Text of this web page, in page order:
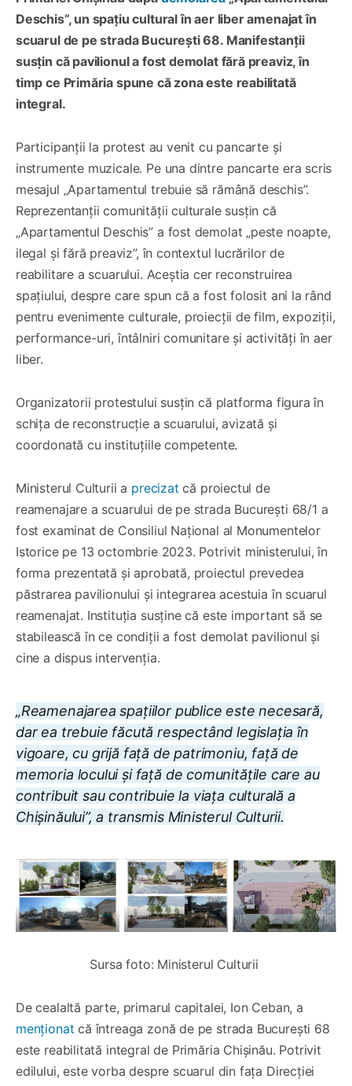
Deschis”, un spațiu cultural în aer liber amenajat în
scuarul de pe strada București 68. Manifestanții
susțin că pavilionul a fost demolat fără preaviz, în
timp ce Primăria spune că zona este reabilitată
integral.
Participanții la protest au venit cu pancarte și
instrumente muzicale. Pe una dintre pancarte era scris
mesajul „Apartamentul trebuie să rămână deschis”.
Reprezentanții comunității culturale susțin că
„Apartamentul Deschis” a fost demolat „peste noapte,
ilegal și fără preaviz”, în contextul lucrărilor de
reabilitare a scuarului. Aceștia cer reconstruirea
spațiului, despre care spun că a fost folosit ani la rând
pentru evenimente culturale, proiecții de film, expoziții,
performance-uri, întâlniri comunitare și activități în aer
liber.
Organizatorii protestului susțin că platforma figura în
schița de reconstrucție a scuarului, avizată și
coordonată cu instituțiile competente.
Ministerul Culturii a precizat că proiectul de
reamenajare a scuarului de pe strada București 68/1 a
fost examinat de Consiliul Național al Monumentelor
Istorice pe 13 octombrie 2023. Potrivit ministerului, în
forma prezentată și aprobată, proiectul prevedea
păstrarea pavilionului și integrarea acestuia în scuarul
reamenajat. Instituția susține că este important să se
stabilească în ce condiții a fost demolat pavilionul și
cine a dispus intervenția.
„Reamenajarea spațiilor publice este necesară,
dar ea trebuie făcută respectând legislația în
vigoare, cu grijă față de patrimoniu, față de
memoria locului și față de comunitățile care au
contribuit sau contribuie la viața culturală a
Chișinăului”, a transmis Ministerul Culturii.
Sursa foto: Ministerul Culturii
De cealaltă parte, primarul capitalei, Ion Ceban, a
menționat că întreaga zonă de pe strada București 68
este reabilitată integral de Primăria Chișinău. Potrivit
edilului, este vorba despre scuarul din fața Direcției